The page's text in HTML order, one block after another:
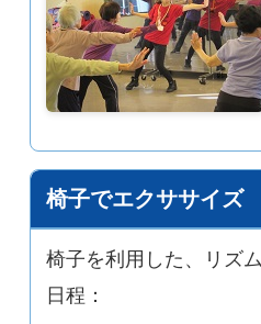
椅子でエクササイズ
椅子を利用した、リズ
日程：